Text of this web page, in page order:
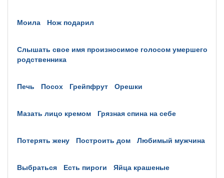
моила нож подарил
слышать свое имя произносимое голосом умершего
родственника
печь посох грейпфрут орешки
мазать лицо кремом грязная спина на себе
потерять жену построить дом любимый мужчина
выбраться есть пироги яйца крашеные